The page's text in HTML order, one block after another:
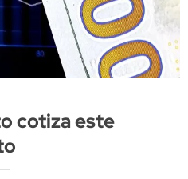
cotiza este